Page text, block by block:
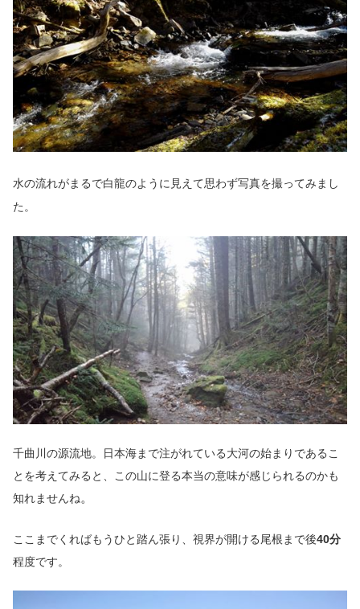
水の流れがまるで白龍のように見えて思わず写真を撮ってみまし
た。
千曲川の源流地。日本海まで注がれている大河の始まりであるこ
とを考えてみると、この山に登る本当の意味が感じられるのかも
知れませんね。
ここまでくればもうひと踏ん張り、視界が開ける尾根まで後40分
程度です。